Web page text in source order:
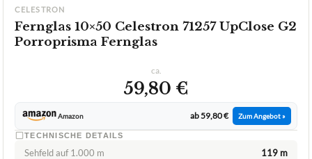
CELESTRON
Fernglas 10×50 Celestron 71257 UpClose G2
Porroprisma Fernglas
ca.
59,80 €
Amazon ab 59,80 € Zum Angebot »
TECHNISCHE DETAILS
Sehfeld auf 1.000 m 119 m